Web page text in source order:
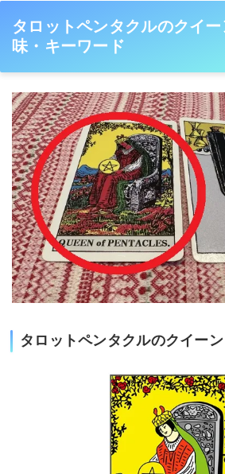
タロットペンタクルのクイ
味・キーワード
タロットペンタクルのクイー